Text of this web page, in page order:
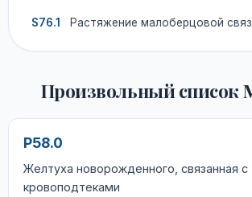
S76.1 Растяжение малоберцовой
Произвольный список
P58.0
Желтуха новорожденного, связанная с
кровоподтеками